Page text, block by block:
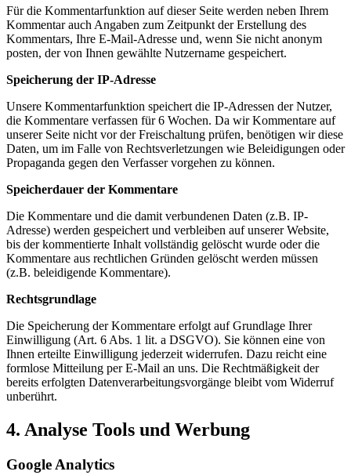
Für die Kommentarfunktion auf dieser Seite werden neben Ihrem
Kommentar auch Angaben zum Zeitpunkt der Erstellung des
Kommentars, Ihre E-Mail-Adresse und, wenn Sie nicht anonym
posten, der von Ihnen gewählte Nutzername gespeichert.
Speicherung der IP-Adresse
Unsere Kommentarfunktion speichert die IP-Adressen der Nutzer,
die Kommentare verfassen für 6 Wochen. Da wir Kommentare auf
unserer Seite nicht vor der Freischaltung prüfen, benötigen wir diese
Daten, um im Falle von Rechtsverletzungen wie Beleidigungen oder
Propaganda gegen den Verfasser vorgehen zu können.
Speicherdauer der Kommentare
Die Kommentare und die damit verbundenen Daten (z.B. IP-
Adresse) werden gespeichert und verbleiben auf unserer Website,
bis der kommentierte Inhalt vollständig gelöscht wurde oder die
Kommentare aus rechtlichen Gründen gelöscht werden müssen
(z.B. beleidigende Kommentare).
Rechtsgrundlage
Die Speicherung der Kommentare erfolgt auf Grundlage Ihrer
Einwilligung (Art. 6 Abs. 1 lit. a DSGVO). Sie können eine von
Ihnen erteilte Einwilligung jederzeit widerrufen. Dazu reicht eine
formlose Mitteilung per E-Mail an uns. Die Rechtmäßigkeit der
bereits erfolgten Datenverarbeitungsvorgänge bleibt vom Widerruf
unberührt.
4. Analyse Tools und Werbung
Google Analytics